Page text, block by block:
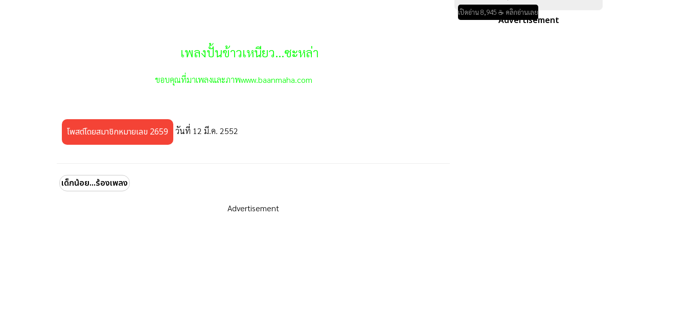
เพลงปั้นข้าวเหนียว...ซะหล่า
ขอบคุณที่มาเพลงและภาพwww.baanmaha.com
โพสต์โดยสมาชิกหมายเลข 2659 วันที่ 12 มี.ค. 2552
เด็กน้อย...ร้องเพลง
Advertisement
เปิดอ่าน 8,945 ☕ คลิกอ่านเลย
Advertisement